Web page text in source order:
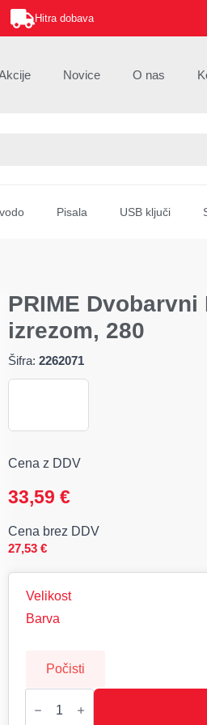
Hitra dobava
Novice O nas
Pisala USB ključi
PRIME
izrezom, 280
Šifra:2262071
Cena z DDV
33,59€
Cena brez DDV
27,53€
Velikost
Barva
Počisti
PRIME
Dvobarvni